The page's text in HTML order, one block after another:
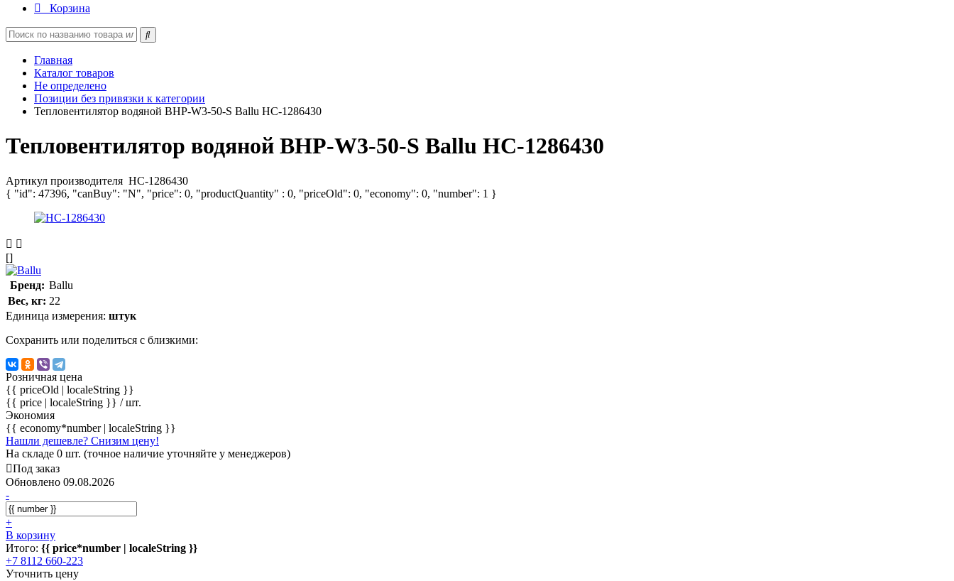
Корзина
Главная
Каталог товаров
Не определено
Позиции без привязки к категории
Тепловентилятор водяной BHP-W3-50-S Ballu НС-1286430
Тепловентилятор водяной BHP-W3-50-S Ballu НС-1286430
Артикул производителя НС-1286430
{ "id": 47396, "canBuy": "N", "price": 0, "productQuantity" : 0, "priceOld": 0, "economy": 0, "number": 1 }
[]
Бренд: Ballu
Вес, кг: 22
Единица измерения: штук
Сохранить или поделиться с близкими:
Розничная цена
{{ priceOld | localeString }}
{{ price | localeString }} / шт.
Экономия
{{ economy*number | localeString }}
Нашли дешевле? Снизим цену!
На складе 0 шт. (точное наличие уточняйте у менеджеров)
Под заказ
Обновлено 09.08.2026
-
+
В корзину
Итого: {{ price*number | localeString }}
+7 8112 660-223
Уточнить цену